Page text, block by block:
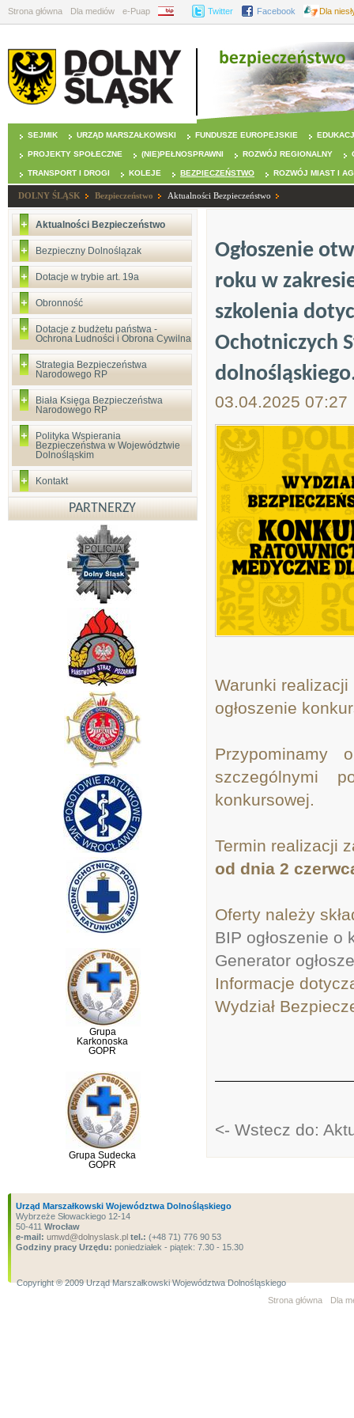
Strona główna Dla mediów e-Puap BIP Twitter Facebook Dla
SEJMIK URZĄD MARSZAŁKOWSKI FUNDUSZE EUROPEJSKIE
PROJEKTY SPOŁECZNE (NIE)PEŁNOSPRAWNI ROZWÓJ REGIONALNY
TRANSPORT I DROGI KOLEJE BEZPIECZEŃSTWO ROZWÓJ MIAST I
DOLNY ŚLĄSK Bezpieczeństwo Aktualności Bezpieczeństwo
Aktualności Bezpieczeństwo
Bezpieczny Dolnoślązak
Dotacje w trybie art. 19a
Obronność
Dotacje z budżetu państwa -
Ochrona Ludności i Obrona Cywilna
Strategia Bezpieczeństwa
Narodowego RP
Biała Księga Bezpieczeństwa
Narodowego RP
Polityka Wspierania
Bezpieczeństwa w Województwie
Dolnośląskim
Kontakt
PARTNERZY
Grupa
Karkonoska
GOPR
Grupa Sudecka
GOPR
Ogłoszenie
roku w
szkolenia
Ochotniczych
03.04.2025 07:27
Warunki
ogłoszenie
Przypominamy
szczególnymi
konkursowej.
Termin realizacji
od dnia 2
Oferty należy
BIP ogłoszenie o
Generator
Informacje
Wydział
<- Wstecz do:
Urząd Marszałkowski Województwa Dolnośląskiego
Wybrzeże Słowackiego 12-14
50-411 Wrocław
e-mail: umwd@dolnyslask.pl tel.: (+48 71) 776 90 53
Godziny pracy Urzędu: poniedziałek - piątek: 7.30 - 15.30
Copyright ® 2009 Urząd Marszałkowski Województwa Dolnośląskiego
Strona główna
Dla